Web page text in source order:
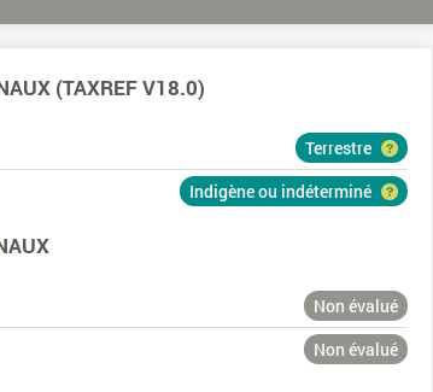
(TAXREF V18.0)
Terrestre
Indigène ou indéterminé
Non évalué
Non évalué